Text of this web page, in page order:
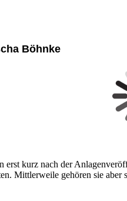
Böhnke
erst kurz nach der
Mittlerweile gehören sie aber